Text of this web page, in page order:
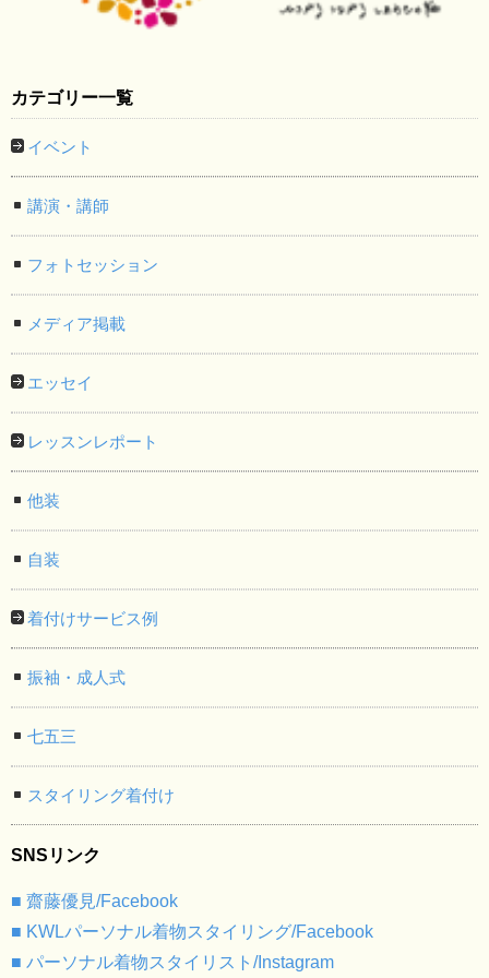
カテゴリー一覧
イベント
講演・講師
フォトセッション
メディア掲載
エッセイ
レッスンレポート
他装
自装
着付けサービス例
振袖・成人式
七五三
スタイリング着付け
SNSリンク
■ 齋藤優見/Facebook
■ KWLパーソナル着物スタイリング/Facebook
■ パーソナル着物スタイリスト/Instagram